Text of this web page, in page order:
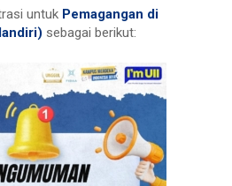
untuk Pemagangan di
sebagai berikut: